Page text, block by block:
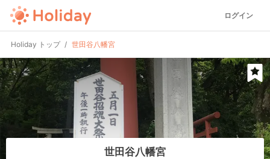
ログイン
Holiday トップ 世田谷八幡宮
世田谷八幡宮